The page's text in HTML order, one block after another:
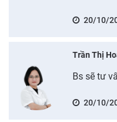
20/10/
Trần Thị
Bs sẽ tư
20/10/